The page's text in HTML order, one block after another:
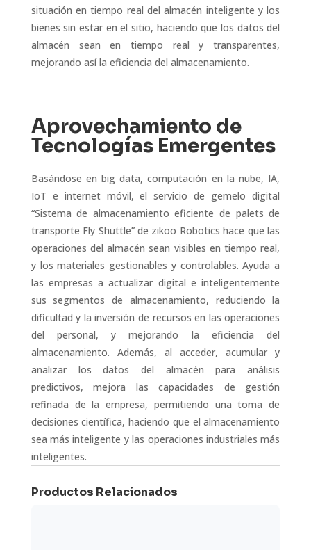
situación en tiempo real del almacén inteligente y los
bienes sin estar en el sitio, haciendo que los datos del
almacén sean en tiempo real y transparentes,
mejorando así la eficiencia del almacenamiento.
Aprovechamiento de
Tecnologías Emergentes
Basándose en big data, computación en la nube, IA,
IoT e internet móvil, el servicio de gemelo digital
“Sistema de almacenamiento eficiente de palets de
transporte Fly Shuttle” de zikoo Robotics hace que las
operaciones del almacén sean visibles en tiempo real,
y los materiales gestionables y controlables. Ayuda a
las empresas a actualizar digital e inteligentemente
sus segmentos de almacenamiento, reduciendo la
dificultad y la inversión de recursos en las operaciones
del personal, y mejorando la eficiencia del
almacenamiento. Además, al acceder, acumular y
analizar los datos del almacén para análisis
predictivos, mejora las capacidades de gestión
refinada de la empresa, permitiendo una toma de
decisiones científica, haciendo que el almacenamiento
sea más inteligente y las operaciones industriales más
inteligentes.
Productos Relacionados